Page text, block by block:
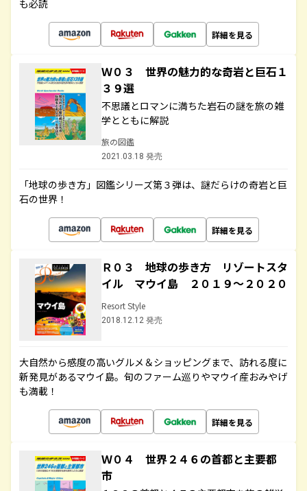
も必読
詳細を見る
Ｗ０３ 世界の魅力的な奇岩と巨石１
３９選
不思議とロマンに満ちた岩石の謎を旅の雑
学とともに解説
旅の図鑑
2021.03.18 発売
「地球の歩き方」図鑑シリーズ第３弾は、謎だらけの奇岩と巨
石の世界！
詳細を見る
Ｒ０３ 地球の歩き方 リゾートスタ
イル マウイ島 ２０１９～２０２０
Resort Style
2018.12.12 発売
大自然から感度の高いグルメ＆ショッピングまで、訪れる度に
新発見があるマウイ島。旬のファーム巡りやマウイ産おみやげ
も満載！
詳細を見る
Ｗ０４ 世界２４６の首都と主要都
市